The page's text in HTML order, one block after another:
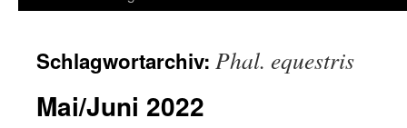
Schlagwortarchiv: Phal. equestris
Mai/Juni 2022